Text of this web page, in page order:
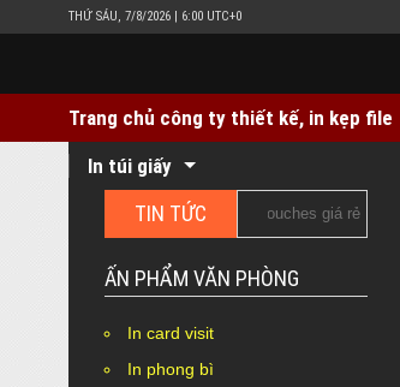
THỨ SÁU, 7/8/2026 | 6:00 UTC+0
Trang chủ công ty thiết kế, in kẹp file
In túi giấy
TIN TỨC
mác quần áo giấy Couches giá rẻ
ẤN PHẨM VĂN PHÒNG
In card visit
In phong bì